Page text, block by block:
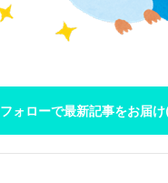
フォローで最新記事をお届